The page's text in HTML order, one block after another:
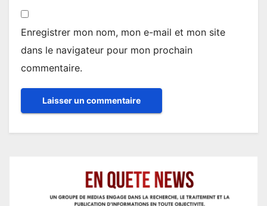
Enregistrer mon nom, mon e-mail et mon site
dans le navigateur pour mon prochain
commentaire.